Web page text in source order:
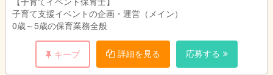
【子育てイベント保育士】
・週2日～（土日出勤できるかた歓迎）、1日4時
間以上勤務できる方
※ただし、日数時間等応相談ですので、お気軽
にお問い合わせください。
月曜日～金曜日は6:45～20:15の中でシフト制
子育て支援イベントの企画・運営（メイン）
0歳～5歳の保育業務全般
キープ 詳細を見る 応募する